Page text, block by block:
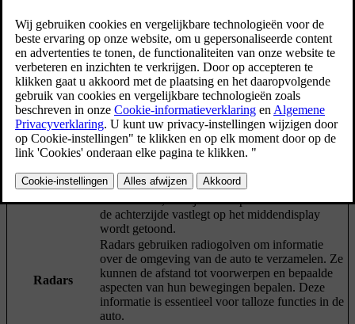
Bijgewerkt 04-04-2025
Je auto gebruikt talloze systemen en sensoren om de omgeving te
detecteren. Hoe je auto de verzamelde gegevens interpreteert,
bepaalt hoe je auto reageert, vooral bij de rijhulpsystemen.
Camera's
Camera's werken ongeveer hetzelfde als het
menselijke oog. Wat ze vastleggen, wordt voor
verschillende doeleinden gebruiken, afhankelijk
van de camera. Met de bovenste, naar voren
gerichte camera kan je auto bijvoorbeeld dingen
als verkeersborden en wegmarkeringen
identificeren, terwijl wat de parkeercamera aan
de achterzijde vastlegt op het middendisplay
wordt getoond.
Radars
Radars gebruiken radiogolven om informatie
over de omgeving van de auto te verzamelen. Ze
kunnen de afstand tot voorwerpen en bepaalde
aspecten van hun bewegingen bepalen. Deze
informatie is essentieel voor talloze functies in de
auto.